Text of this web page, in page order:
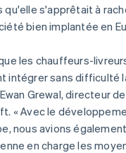
qu'elle s'apprêtait à
bien implantée en
les chauffeurs-
intégrer sans difficulté
Grewal, directeur
« Avec le
nous avions
en charge les